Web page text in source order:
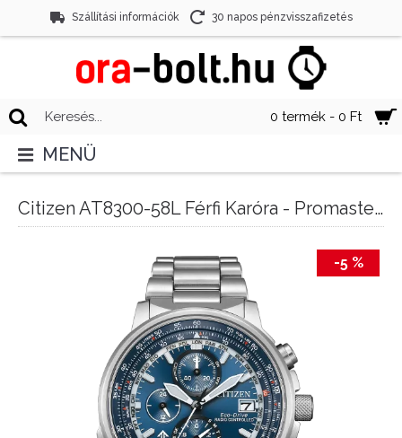
Szállítási információk 30 napos pénzvisszafizetés
0 termék - 0 Ft
MENÜ
Citizen AT8300-58L Férfi Karóra - Promaster Sky Eco-Drive Radio Controlled
-5 %